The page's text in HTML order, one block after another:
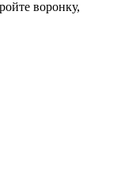
воронку,